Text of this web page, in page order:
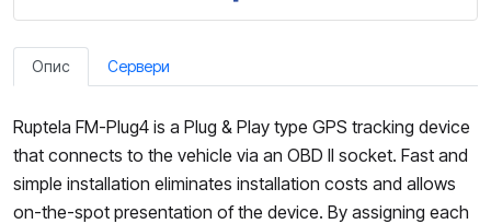
Опис Сервери
Ruptela FM-Plug4 is a Plug & Play type GPS tracking device
that connects to the vehicle via an OBD II socket. Fast and
simple installation eliminates installation costs and allows
on-the-spot presentation of the device. By assigning each